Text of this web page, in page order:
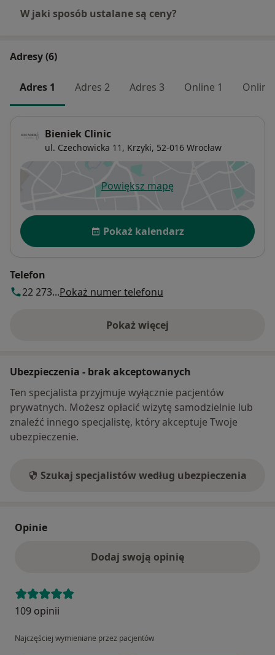
W jaki sposób ustalane są ceny?
Adresy (6)
Adres 1 Adres 2 Adres 3 Online 1 Online
Bieniek Clinic
ul. Czechowicka 11, Krzyki, 52-016 Wrocław
Powiększ mapęotwiera się w nowej karcie
Dostępność
Pokaż kalendarz
Telefon
22 273...Pokaż numer telefonu
Pokaż więcej
o adresie
Ubezpieczenia - brak akceptowanych
Ten specjalista przyjmuje wyłącznie pacjentów
prywatnych. Możesz opłacić wizytę samodzielnie lub
znaleźć innego specjalistę, który akceptuje Twoje
ubezpieczenie.
Szukaj specjalistów według ubezpieczenia
Opinie
Dodaj swoją opinię
109 opinii
Najczęściej wymieniane przez pacjentów